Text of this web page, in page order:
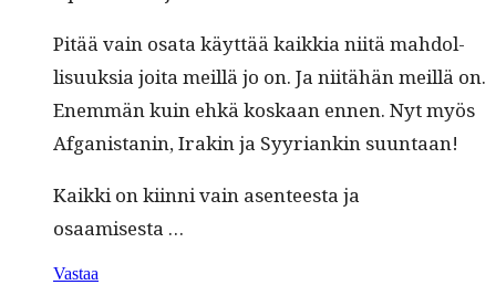
Pitää vain osa­ta käyt­tää kaikkia niitä mah­dol­
lisuuk­sia joi­ta meil­lä jo on. Ja niitähän meil­lä on.
Enem­män kuin ehkä koskaan ennen. Nyt myös
Afgan­istanin, Irakin ja Syyr­i­ankin suuntaan!
Kaik­ki on kiin­ni vain asen­teesta ja
osaamisesta …
Vastaa